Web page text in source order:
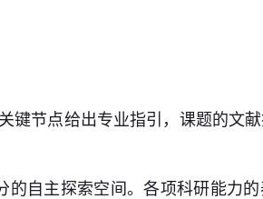
键节点给出专业指引，课题的文
自主探索空间。各项科研能力